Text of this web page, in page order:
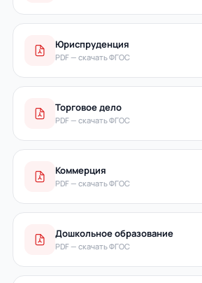
Юриспруденция
PDF — скачать ФГОС
Торговое дело
PDF — скачать ФГОС
Коммерция
PDF — скачать ФГОС
Дошкольное образование
PDF — скачать ФГОС